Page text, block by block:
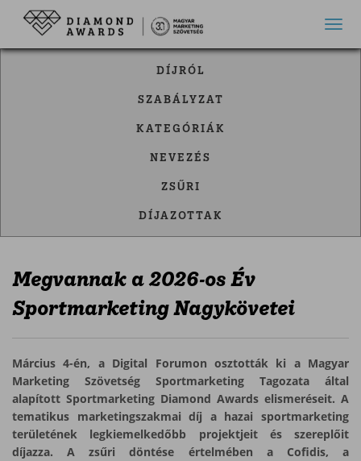
DÍJRÓL
SZABÁLYZAT
KATEGÓRIÁK
NEVEZÉS
ZSŰRI
DÍJAZOTTAK
Megvannak a 2026-os Év
Sportmarketing Nagykövetei
Március 4-én, a Digital Forumon osztották ki a Magyar
Marketing Szövetség Sportmarketing Tagozata által
alapított Sportmarketing Diamond Awards elismeréseit. A
tematikus marketingszakmai díj a hazai sportmarketing
területének legkiemelkedőbb projektjeit és szereplőit
díjazza. A zsűri döntése értelmében a Cofidis, a